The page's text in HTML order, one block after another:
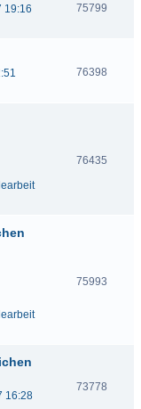
19:16
75799
76398
76435
75993
16:28
73778